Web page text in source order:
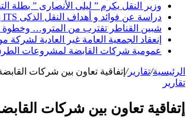
وزير النقل يكرم ” ليلى الأنصارى ”
دراسة عن فوائد و أهداف النقل الذكى ITS يقدمها الدكتور عماد الدين نبيل
شبين القناطر تقترب من المترو…
إنعقاد الجمعية العامة غير العادية
عمومية شركات القابضة لمشروعات الطرق
الرئيسية/تقارير/ إتفاقية تعاون بين شركات
تقارير
إتفاقية تعاون بين شركات